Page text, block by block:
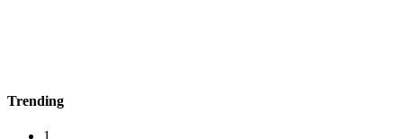
Trending